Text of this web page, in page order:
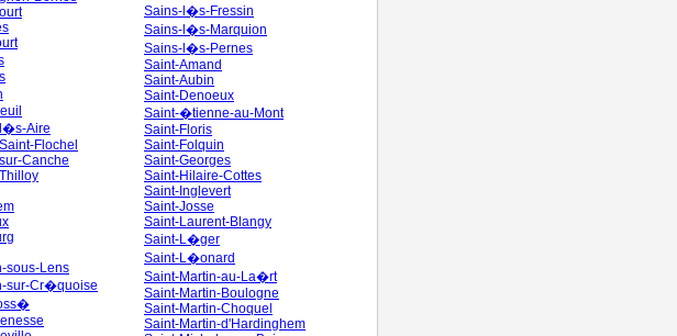
Aire
Flochel
Canche
sous-Lens
sur-Cr�quoise
Sains-l�s-Fressin
Sains-l�s-Marquion
Sains-l�s-Pernes
Saint-Amand
Saint-Aubin
Saint-Denoeux
Saint-�tienne-au-Mont
Saint-Floris
Saint-Folquin
Saint-Georges
Saint-Hilaire-Cottes
Saint-Inglevert
Saint-Josse
Saint-Laurent-Blangy
Saint-L�ger
Saint-L�onard
Saint-Martin-au-La�rt
Saint-Martin-Boulogne
Saint-Martin-Choquel
Saint-Martin-d'Hardinghem